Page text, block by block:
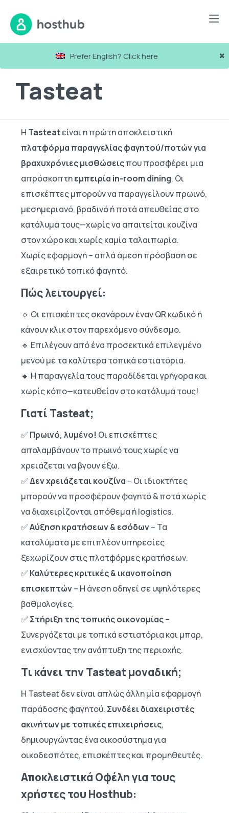
×
Prefer English? Click here
Υπηρεσίες για Επισκέπτες
Tasteat
Η Tasteatείναι η πρώτη αποκλειστική
πλατφόρμα παραγγελίας φαγητού/ποτών για
βραχυχρόνιες μισθώσειςπου προσφέρει μια
απρόσκοπτηεμπειρία in-room dining. Οι
επισκέπτες μπορούν να παραγγείλουν πρωινό,
μεσημεριανό, βραδινό ή ποτά απευθείας στο
κατάλυμά τους—χωρίς να απαιτείται κουζίνα
στον χώρο και χωρίς καμία ταλαιπωρία.
Χωρίς εφαρμογή – απλά άμεση πρόσβαση σε
εξαιρετικό τοπικό φαγητό.
Πώς λειτουργεί:
🔹 Οι επισκέπτες σκανάρουν έναν QR κωδικό ή
κάνουν κλικ στον παρεχόμενο σύνδεσμο.
🔹 Επιλέγουν από ένα προσεκτικά επιλεγμένο
μενού με τα καλύτερα τοπικά εστιατόρια.
🔹 Η παραγγελία τους παραδίδεται γρήγορα και
χωρίς κόπο—κατευθείαν στο κατάλυμά τους!
Γιατί Tasteat;
✅ Πρωινό, λυμένο! Οι επισκέπτες
απολαμβάνουν το πρωινό τους χωρίς να
χρειάζεται να βγουν έξω.
✅Δεν χρειάζεται κουζίνα – Οι ιδιοκτήτες
μπορούν να προσφέρουν φαγητό & ποτά χωρίς
να διαχειρίζονται απόθεμα ή logistics.
✅Αύξηση κρατήσεων & εσόδων– Τα
καταλύματα με επιπλέον υπηρεσίες
ξεχωρίζουν στις πλατφόρμες κρατήσεων.
✅ Καλύτερες κριτικές & ικανοποίηση
επισκεπτών– Η άνεση οδηγεί σε υψηλότερες
βαθμολογίες.
✅ Στήριξη της τοπικής οικονομίας–
Συνεργάζεται με τοπικά εστιατόρια και μπαρ,
ενισχύοντας την ανάπτυξη της περιοχής.
Τι κάνει την Tasteat μοναδική;
Η Tasteat δεν είναι απλώς άλλη μία εφαρμογή
παράδοσης φαγητού. Συνδέει διαχειριστές
ακινήτων με τοπικές επιχειρήσεις,
δημιουργώντας ένα οικοσύστημα για
οικοδεσπότες, επισκέπτες και προμηθευτές.
Αποκλειστικά Οφέλη για τους
χρήστες του Hosthub: